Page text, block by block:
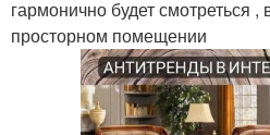
гармонично будет смотреться ,
просторном помещении